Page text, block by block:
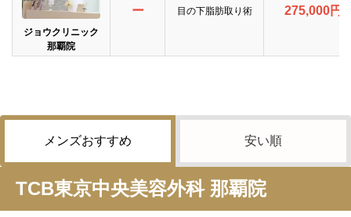
ジョウクリニック
那覇院
ー 目の下脂肪取り術 275,000円
メンズおすすめ 安い順
TCB東京中央美容外科 那覇院